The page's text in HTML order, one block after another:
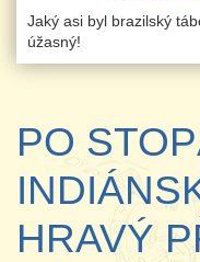
Jaký asi byl brazilský
úžasný!
PO
HRAVÝ